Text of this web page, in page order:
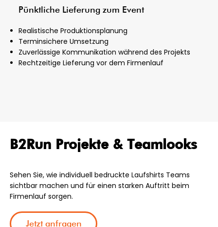
Pünktliche Lieferung zum Event
Realistische Produktionsplanung
Terminsichere Umsetzung
Zuverlässige Kommunikation während des Projekts
Rechtzeitige Lieferung vor dem Firmenlauf
B2Run Projekte & Teamlooks
Sehen Sie, wie individuell bedruckte Laufshirts Teams
sichtbar machen und für einen starken Auftritt beim
Firmenlauf sorgen.
Jetzt anfragen